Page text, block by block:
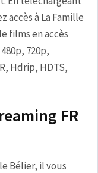
accès à La Famille
films en accès
720p,
Hdrip, HDTS,
FR
Bélier, il vous